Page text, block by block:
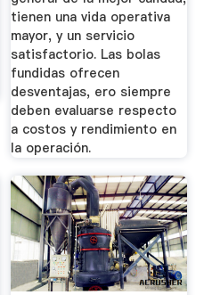
tienen una vida operativa
mayor, y un servicio
satisfactorio. Las bolas
fundidas ofrecen
desventajas, ero siempre
deben evaluarse respecto
a costos y rendimiento en
la operación.